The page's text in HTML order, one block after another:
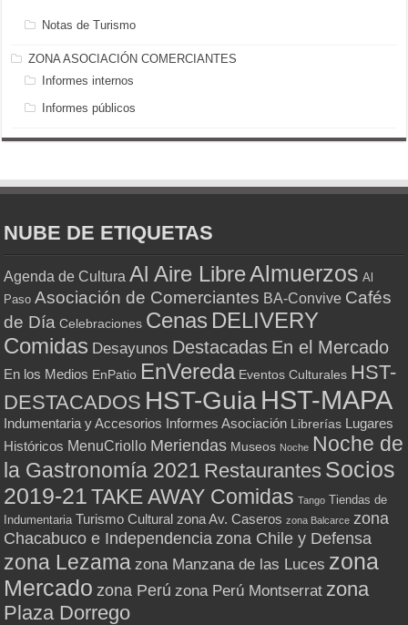
Notas de Turismo
ZONA ASOCIACIÓN COMERCIANTES
Informes internos
Informes públicos
NUBE DE ETIQUETAS
Agenda de Cultura Al Aire LibreAlmuerzos Al
Paso Asociación de Comerciantes BA-Convive Cafés
de Día Celebraciones Cenas DELIVERY
Comidas Desayunos Destacadas En el Mercado
En los Medios EnPatio EnVereda Eventos Culturales HST-
DESTACADOS HST-GuiaHST-MAPA
Indumentaria y Accesorios Informes Asociación Librerías Lugares
Históricos MenuCriollo Meriendas Museos Noche Noche de
la Gastronomía 2021 Restaurantes Socios
2019-21 TAKE AWAY Comidas Tango Tiendas de
Indumentaria Turismo Cultural zona Av. Caseros zona Balcarce zona
Chacabuco e Independencia zona Chile y Defensa
zona Lezama zona Manzana de las Luces zona
Mercado zona Perú zona Perú Montserrat zona
Plaza Dorrego